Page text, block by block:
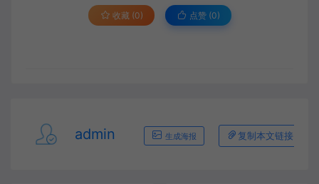
收藏 (0) 点赞 (0)
admin 生成海报 复制本文链接